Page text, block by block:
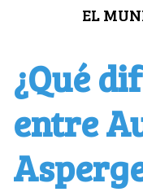
EL
¿Qué
entre